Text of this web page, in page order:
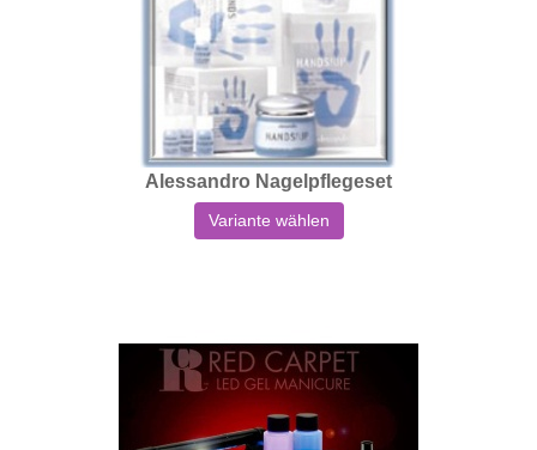
Alessandro Nagelpflegeset
Variante wählen